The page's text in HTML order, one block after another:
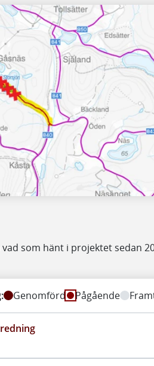
som hänt i projektet sedan
Genomförd Pågående